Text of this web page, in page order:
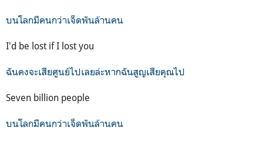
บนโลกมีคนกว่าเจ็ดพันล้านคน
I'd be lost if I lost you
ฉันคงจะเสียศูนย์ไปเลยล่ะหากฉันสูญเสียคุณไป
Seven billion people
บนโลกมีคนกว่าเจ็ดพันล้านคน